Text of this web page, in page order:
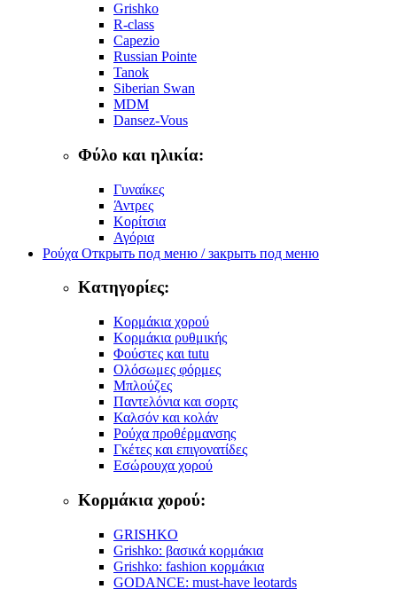
Grishko
R-class
Capezio
Russian Pointe
Tanok
Siberian Swan
MDM
Dansez-Vous
Φύλο και ηλικία:
Γυναίκες
Άντρες
Κορίτσια
Αγόρια
Ρούχα Открыть под меню / закрыть под меню
Κατηγορίες:
Κορμάκια χορού
Κορμάκια ρυθμικής
Φούστες και tutu
Ολόσωμες φόρμες
Μπλούζες
Παντελόνια και σορτς
Καλσόν και κολάν
Ρούχα προθέρμανσης
Γκέτες και επιγονατίδες
Εσώρουχα χορού
Κορμάκια χορού:
GRISHKO
Grishko: βασικά κορμάκια
Grishko: fashion κορμάκια
GODANCE: must-have leotards